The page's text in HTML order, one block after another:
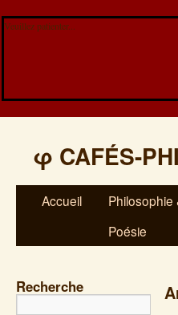
Veuillez patienter...
φ CAFÉS-
Accueil
Philosophie
Poésie
Recherche